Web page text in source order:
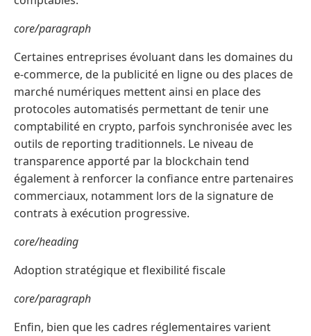
core/paragraph
Certaines entreprises évoluant dans les domaines du
e-commerce, de la publicité en ligne ou des places de
marché numériques mettent ainsi en place des
protocoles automatisés permettant de tenir une
comptabilité en crypto, parfois synchronisée avec les
outils de reporting traditionnels. Le niveau de
transparence apporté par la blockchain tend
également à renforcer la confiance entre partenaires
commerciaux, notamment lors de la signature de
contrats à exécution progressive.
core/heading
Adoption stratégique et flexibilité fiscale
core/paragraph
Enfin, bien que les cadres réglementaires varient